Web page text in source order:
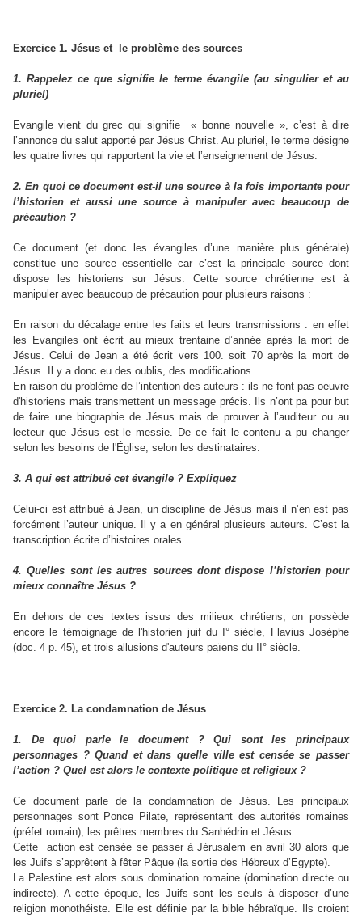
Exercice 1. Jésus et le problème des sources
1. Rappelez ce que signifie le terme évangile (au singulier et au
pluriel)
Evangile vient du grec qui signifie « bonne nouvelle », c’est à dire
l’annonce du salut apporté par Jésus Christ. Au pluriel, le terme désigne
les quatre livres qui rapportent la vie et l’enseignement de Jésus.
2. En quoi ce document est-il une source à la fois importante pour
l’historien et aussi une source à manipuler avec beaucoup de
précaution ?
Ce document (et donc les évangiles d’une manière plus générale)
constitue une source essentielle car c’est la principale source dont
dispose les historiens sur Jésus. Cette source chrétienne est à
manipuler avec beaucoup de précaution pour plusieurs raisons :
En raison du décalage entre les faits et leurs transmissions : en effet
les Evangiles ont écrit au mieux trentaine d’année après la mort de
Jésus. Celui de Jean a été écrit vers 100. soit 70 après la mort de
Jésus. Il y a donc eu des oublis, des modifications.
En raison du problème de l’intention des auteurs : ils ne font pas oeuvre
d'historiens mais transmettent un message précis. Ils n’ont pa pour but
de faire une biographie de Jésus mais de prouver à l’auditeur ou au
lecteur que Jésus est le messie. De ce fait le contenu a pu changer
selon les besoins de l'Église, selon les destinataires.
3. A qui est attribué cet évangile ? Expliquez
Celui-ci est attribué à Jean, un discipline de Jésus mais il n’en est pas
forcément l’auteur unique. Il y a en général plusieurs auteurs. C’est la
transcription écrite d’histoires orales
4. Quelles sont les autres sources dont dispose l’historien pour
mieux connaître Jésus ?
En dehors de ces textes issus des milieux chrétiens, on possède
encore le témoignage de l'historien juif du I° siècle, Flavius Josèphe
(doc. 4 p. 45), et trois allusions d'auteurs païens du II° siècle.
Exercice 2. La condamnation de Jésus
1. De quoi parle le document ? Qui sont les principaux
personnages ? Quand et dans quelle ville est censée se passer
l’action ? Quel est alors le contexte politique et religieux ?
Ce document parle de la condamnation de Jésus. Les principaux
personnages sont Ponce Pilate, représentant des autorités romaines
(préfet romain), les prêtres membres du Sanhédrin et Jésus.
Cette action est censée se passer à Jérusalem en avril 30 alors que
les Juifs s’apprêtent à fêter Pâque (la sortie des Hébreux d’Egypte).
La Palestine est alors sous domination romaine (domination directe ou
indirecte). A cette époque, les Juifs sont les seuls à disposer d’une
religion monothéiste. Elle est définie par la bible hébraïque. Ils croient